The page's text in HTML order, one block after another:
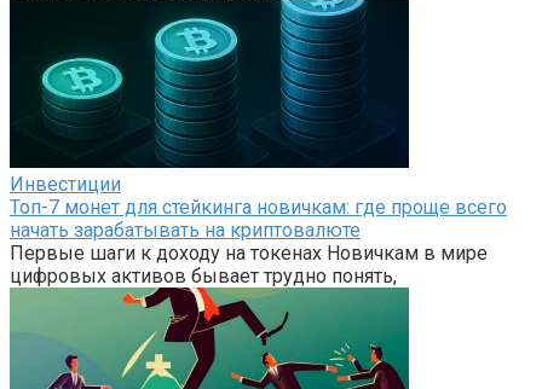
Инвестиции
Топ-7 монет для стейкинга новичкам: где проще всего
начать зарабатывать на криптовалюте
Первые шаги к доходу на токенах Новичкам в мире
цифровых активов бывает трудно понять,